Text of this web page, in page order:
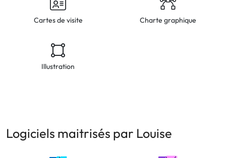
Cartes de visite Charte graphique
Illustration
Logiciels maitrisés par Louise